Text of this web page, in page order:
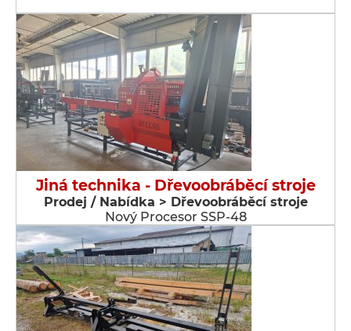
Jiná technika - Dřevoobráběcí stroje
Prodej / Nabídka > Dřevoobráběcí stroje
Nový Procesor SSP-48